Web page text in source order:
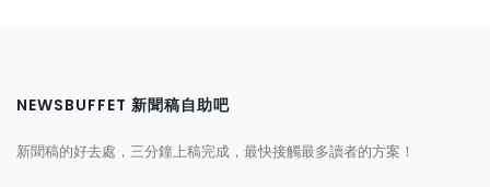
NEWSBUFFET 新聞稿自助吧
新聞稿的好去處，三分鐘上稿完成，最快接觸最多讀者的方案！